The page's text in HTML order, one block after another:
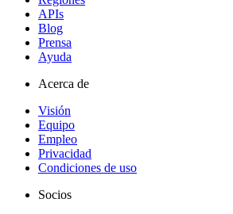
APIs
Blog
Prensa
Ayuda
Acerca de
Visión
Equipo
Empleo
Privacidad
Condiciones de uso
Socios